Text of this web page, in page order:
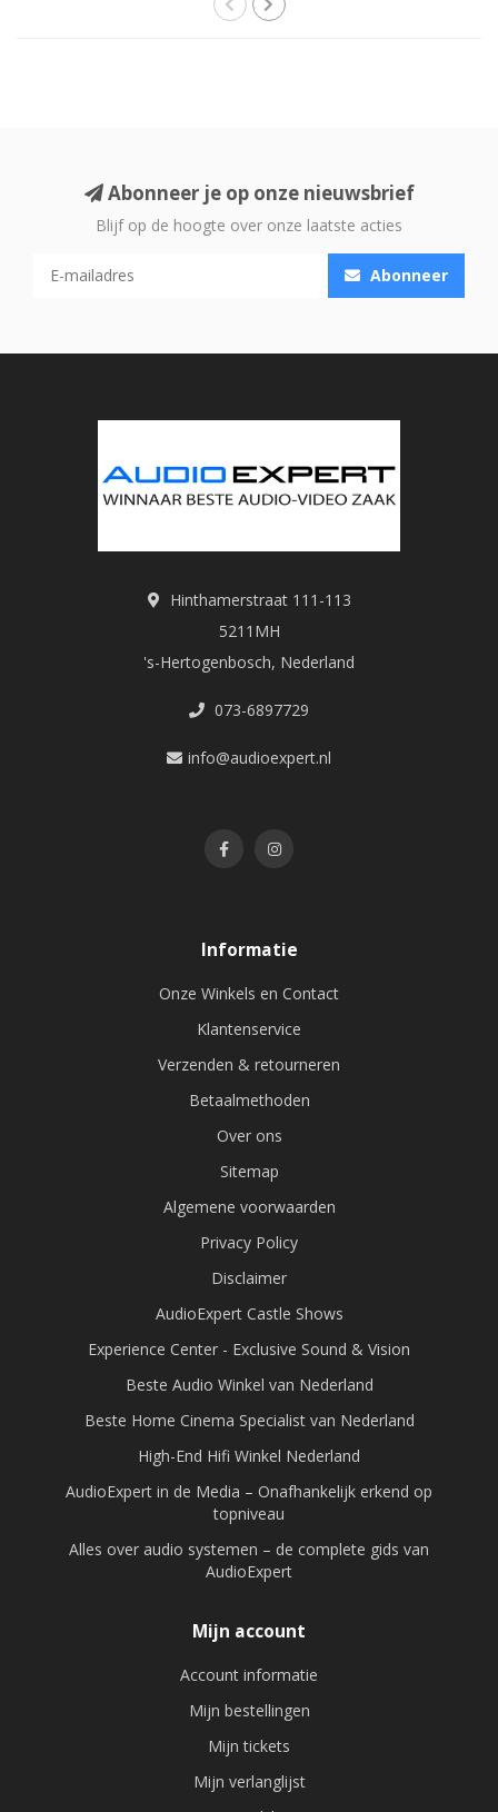
Abonneer je op onze nieuwsbrief
Blijf op de hoogte over onze laatste acties
Abonneer
Hinthamerstraat 111-113
5211MH
's-Hertogenbosch, Nederland
073-6897729
info@audioexpert.nl
Informatie
Onze Winkels en Contact
Klantenservice
Verzenden & retourneren
Betaalmethoden
Over ons
Sitemap
Algemene voorwaarden
Privacy Policy
Disclaimer
AudioExpert Castle Shows
Experience Center - Exclusive Sound & Vision
Beste Audio Winkel van Nederland
Beste Home Cinema Specialist van Nederland
High-End Hifi Winkel Nederland
AudioExpert in de Media – Onafhankelijk erkend op
topniveau
Alles over audio systemen – de complete gids van
AudioExpert
Mijn account
Account informatie
Mijn bestellingen
Mijn tickets
Mijn verlanglijst